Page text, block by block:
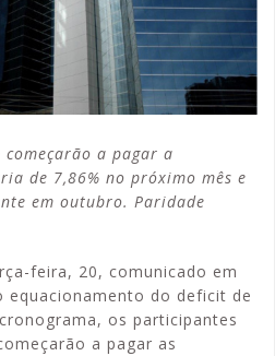
a pagar a
de 7,86% no próximo mês e
em outubro. Paridade
feira, 20, comunicado em
equacionamento do deficit de
os participantes
a pagar as